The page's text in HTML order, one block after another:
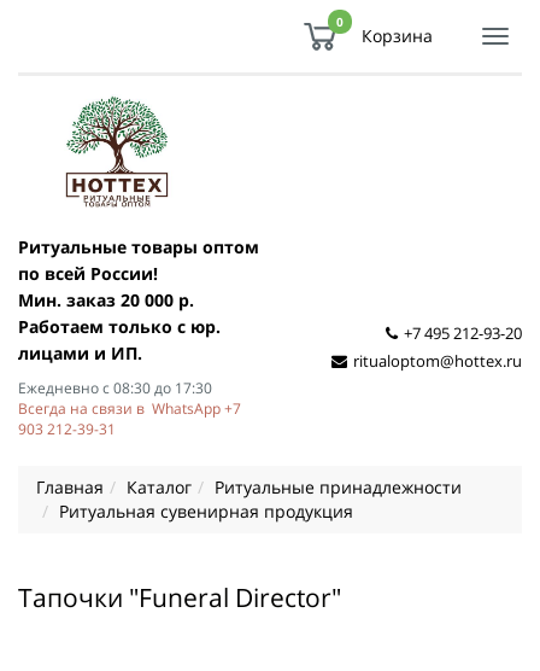
0
Корзина
Ритуальные товары оптом
по всей России!
Мин. заказ 20 000 р.
Работаем только с юр.
лицами и ИП.
Ежедневно с 08:30 до 17:30
Всегда на связи в WhatsApp +7
903 212-39-31
+7 495 212-93-20
ritualoptom@hottex.ru
Главная Каталог
Ритуальные принадлежности
Ритуальная сувенирная продукция
Тапочки "Funeral Director"